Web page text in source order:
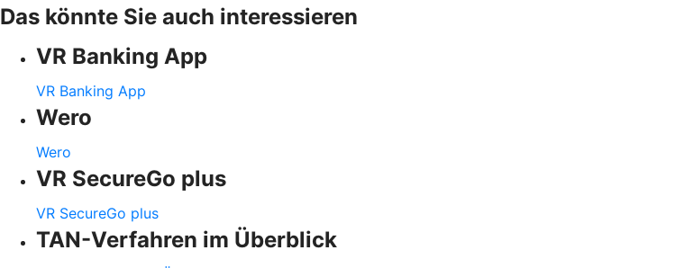
Das könnte Sie auch interessieren
VR Banking App
VR Banking App
Wero
Wero
VR SecureGo plus
VR SecureGo plus
TAN-Verfahren im Überblick